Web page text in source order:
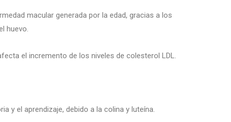
macular generada por la edad, gracias a los
huevo.
el incremento de los niveles de colesterol LDL.
y el aprendizaje, debido a la colina y luteína.